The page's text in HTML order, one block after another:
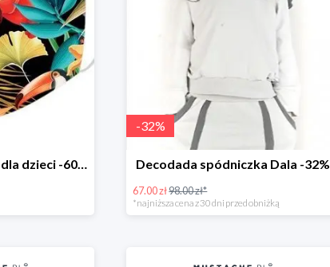
Maseczki Hatafina dla dzieci -60%
-32%
Decodada spódniczka Dala -32%
67.00 zł98.00 zł*
*najniższa cena z 30 dni przed obniżką